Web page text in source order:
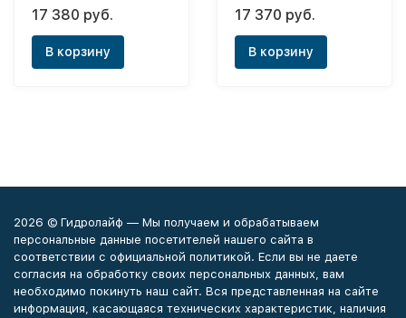
17 380 руб.
В корзину
пров.2шт+кран с
эл.привод.220В.2шт)
17 370 руб.
В корзину
2026 © Гидролайф — Мы получаем и обрабатываем
персональные данные посетителей нашего сайта в
соответствии с официальной политикой. Если вы не даете
согласия на обработку своих персональных данных, вам
необходимо покинуть наш сайт. Вся представленная на сайте
информация, касающаяся технических характеристик, наличия